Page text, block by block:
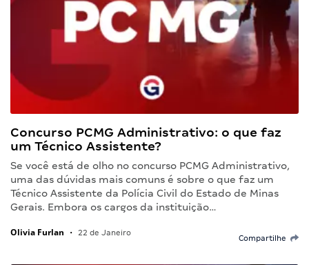
Concurso PCMG Administrativo: o que faz
um Técnico Assistente?
Se você está de olho no concurso PCMG Administrativo,
uma das dúvidas mais comuns é sobre o que faz um
Técnico Assistente da Polícia Civil do Estado de Minas
Gerais. Embora os cargos da instituição…
Olivia Furlan • 22 de Janeiro
Compartilhe